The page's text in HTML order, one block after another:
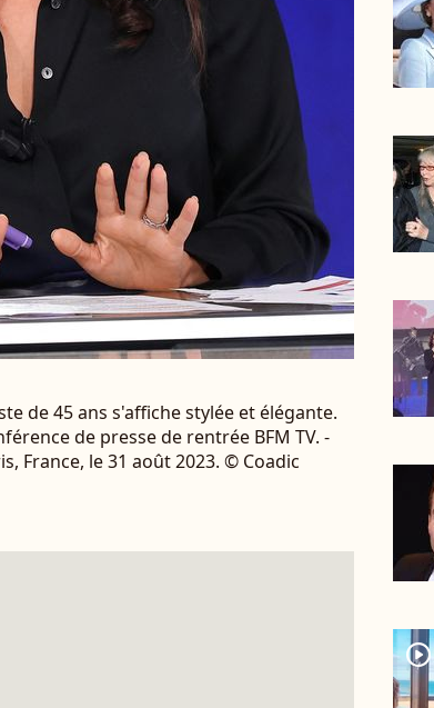
de 45 ans s'affiche stylée et élégante.
de presse de rentrée BFM TV. -
France, le 31 août 2023. © Coadic
player2